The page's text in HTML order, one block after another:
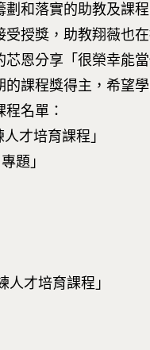
窗
和落實的助教及課
授獎，助教翔薇也
恩分享「很榮幸能
課程獎得主，希望
名單：
才培育課程」
題」
人才培育課程」